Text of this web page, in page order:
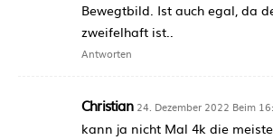
Bewegtbild. Ist auch egal, da
zweifelhaft ist..
Antworten
Christian 24. Dezember 2022 Beim
kann ja nicht Mal 4k die